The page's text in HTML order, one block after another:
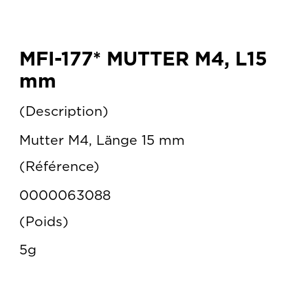
MFI-177* MUTTER M4, L15
mm
Description
Mutter M4, Länge 15 mm
Référence
0000063088
Poids
5g